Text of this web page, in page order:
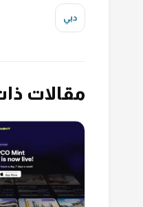
دبي
مقالات